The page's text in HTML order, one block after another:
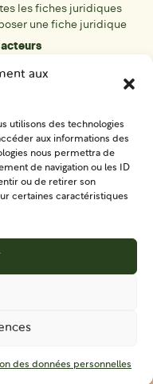
aux
utilisons des technologies
aux informations des
nous permettra de
de navigation ou les ID
ou de retirer son
certaines caractéristiques
des données personnelles
les fiches juridiques
une fiche juridique
acteurs
les acteurs
CGU